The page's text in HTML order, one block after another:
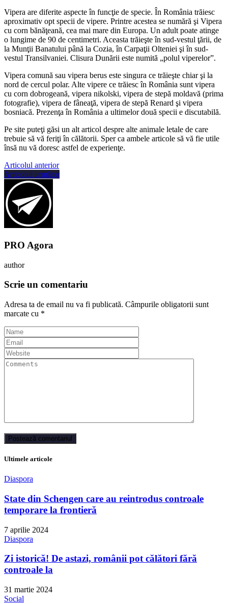
Vipera are diferite aspecte în funcţie de specie. În România trăiesc
aproximativ opt specii de vipere. Printre acestea se numără şi Vipera
cu corn bănăţeană, cea mai mare din Europa. Un adult poate atinge
o lungime de 90 de centimetri. Aceasta trăieşte în sud-vestul ţării, de
la Munţii Banatului până la Cozia, în Carpaţii Olteniei şi în sud-
vestul Transilvaniei. Clisura Dunării este numită „polul viperelor”.
Vipera comună sau vipera berus este singura ce trăieşte chiar şi la
nord de cercul polar. Alte vipere ce trăiesc în România sunt vipera
cu corn dobrogeană, vipera nikolski, vipera de stepă moldavă (prima
fotografie), vipera de fâneaţă, vipera de stepă Renard şi vipera
bosniacă. Prezenţa în România a ultimelor două specii e discutabilă.
Pe site puteţi găsi un alt articol despre alte animale letale de care
trebuie să vă feriţi în călătorii. Sper ca ambele articole să vă fie utile
însă nu vă doresc astfel de experienţe.
Articolul anterior
Articolul următor
PRO Agora
author
Scrie un comentariu
Adresa ta de email nu va fi publicată. Câmpurile obligatorii sunt
marcate cu *
Ultimele articole
Diaspora
State din Schengen care au reintrodus controale
temporare la frontieră
7 aprilie 2024
Diaspora
Zi istorică! De astazi, românii pot călători fără
controale la
31 martie 2024
Social